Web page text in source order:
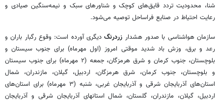
شنا، محدودیت تردد قایق‌های کوچک و شناورهای سبک و نیمه‌سنگین صیادی و
رعایت احتیاط در صنایع فراساحل توصیه می‌شود.
سازمان هواشناسی با صدور هشدار زردرنگدیگری آورده است: وقوع رگبار باران و
رعد و برق، وزش باد شدید موقتی امروز (اول مهرماه) برای جنوب سیستان و
بلوچستان، جنوب کرمان و شرق هرمزگان، جمعه (۲ مهرماه) برای جنوب سیستان
و بلوچستان، جنوب کرمان، شرق هرمزگان، اردبیل، گیلان، مازندران، شمال
استان‌های آذربایجان شرقی و آذربایجان غربی، شنبه (۳ مهرماه) برای استان‌های
اردبیل، گیلان، مازندران، گلستان، شمال استانهای آذربایجان شرقی و آذربایجان